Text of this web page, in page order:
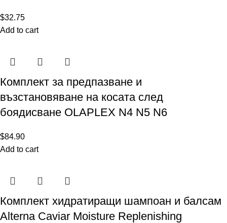
$32.75
Add to cart
Комплект за предпазване и
възстановяване на косата след
боядисване OLAPLEX N4 N5 N6
$84.90
Add to cart
Комплект хидратиращи шампоан и балсам
Alterna Caviar Moisture Replenishing